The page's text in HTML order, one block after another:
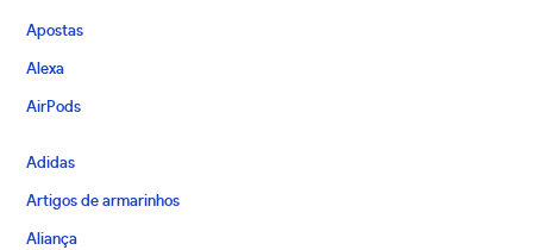
Apostas
Alexa
AirPods
Adidas
Artigos de armarinhos
Aliança